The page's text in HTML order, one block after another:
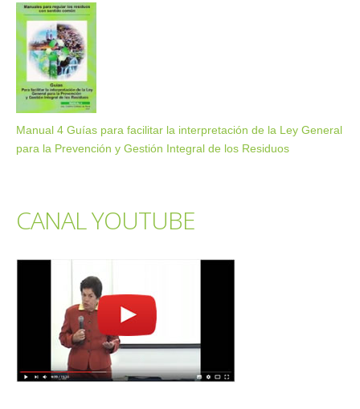
Manual 4 Guías para facilitar la interpretación de la Ley General
para la Prevención y Gestión Integral de los Residuos
CANAL YOUTUBE